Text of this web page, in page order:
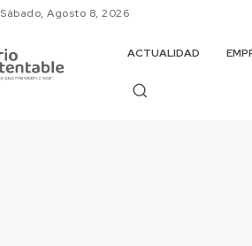
Sábado, Agosto 8, 2026
ACTUALIDAD